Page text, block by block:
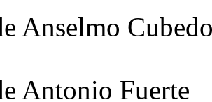
Anselmo
Antonio Fuerte